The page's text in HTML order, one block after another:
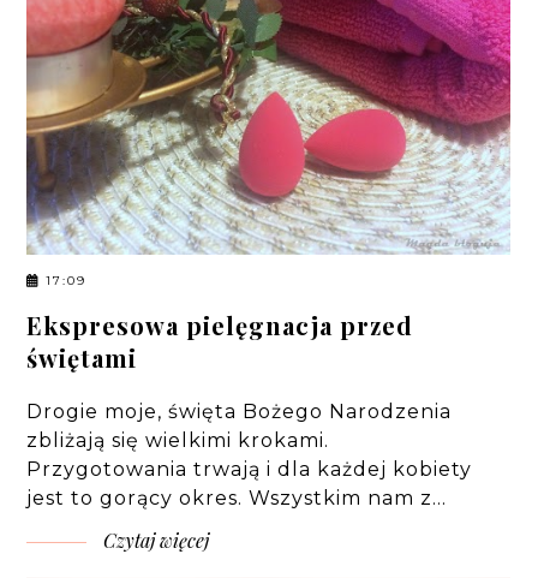
17:09
Ekspresowa pielęgnacja przed
świętami
Drogie moje, święta Bożego Narodzenia
zbliżają się wielkimi krokami.
Przygotowania trwają i dla każdej kobiety
jest to gorący okres. Wszystkim nam z…
Czytaj więcej